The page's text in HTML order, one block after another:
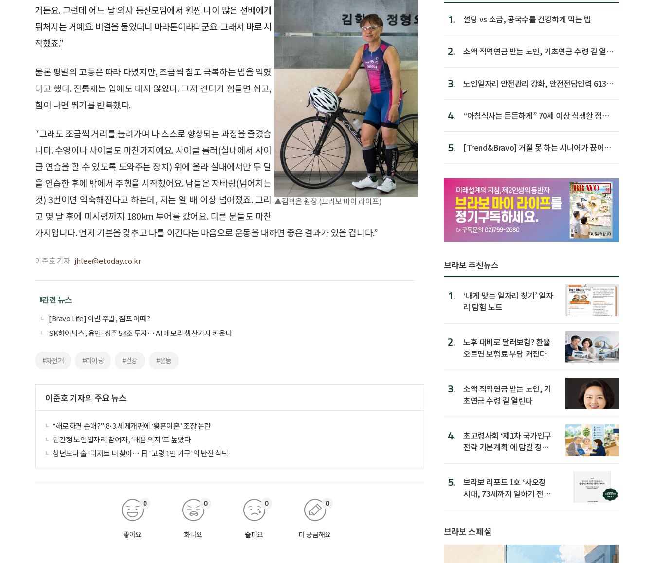
▲김학윤 원장.(브라보 마이 라이프)
거든요. 그런데 어느 날 의사 등산모임에서 훨씬 나이 많은 선배에게
뒤처지는 거예요. 비결을 물었더니 마라톤이라더군요. 그래서 바로 시
작했죠.”
물론 평발의 고통은 따라 다녔지만, 조금씩 참고 극복하는 법을 익혔
다고 했다. 진통제는 입에도 대지 않았다. 그저 견디기 힘들면 쉬고,
힘이 나면 뛰기를 반복했다.
“그래도 조금씩 거리를 늘려가며 나 스스로 향상되는 과정을 즐겼습
니다. 수영이나 사이클도 마찬가지예요. 사이클 롤러(실내에서 사이
클 연습을 할 수 있도록 도와주는 장치) 위에 올라 실내에서만 두 달
을 연습한 후에 밖에서 주행을 시작했어요. 남들은 자빠링(넘어지는
것) 3번이면 익숙해진다고 하는데, 저는 열 배 이상 넘어졌죠. 그리
고 몇 달 후에 미시령까지 180km 투어를 갔어요. 다른 분들도 마찬
가지입니다. 먼저 기본을 갖추고 나를 이긴다는 마음으로 운동을 대하면 좋은 결과가 있을 겁니다.”
이준호 기자 jhlee@etoday.co.kr
관련 뉴스
[Bravo Life] 이번 주말, 점프 어때?
SK하이닉스, 용인·청주 54조 투자… AI 메모리 생산기지 키운다
#자전거 #라이딩 #건강 #운동
이준호 기자의 주요 뉴스
“해로하면 손해?” 8·3 세제개편에 ‘황혼이혼’ 조장 논란
민간형 노인일자리 참여자, ‘배움 의지’도 높았다
청년보다 술·디저트 더 찾아… 日 '고령 1인 가구'의 반전 식탁
좋아요
0
화나요
0
슬퍼요
0
더 궁금해요
0
1. 설탕 vs 소금, 콩국수를 건강하게 먹는 법
2.
소액 직역연금 받는 노인, 기초연금 수령 길 열린
3.
노인일자리 안전관리 강화, 안전전담인력 613명
4.
“아침식사는 든든하게” 70세 이상 식생활 점수
5.
[Trend&Bravo] 거절 못 하는 시니어가 끊어야
브라보 추천뉴스
1.
‘내게 맞는 일자리 찾기’ 일자
리 탐험 노트
2.
노후 대비로 달러보험? 환율
오르면 보험료 부담 커진다
3.
소액 직역연금 받는 노인, 기
초연금 수령 길 열린다
4.
초고령사회 ‘제1차 국가인구
전략 기본계획’에 담길 정책
5.
브라보 리포트 1호 ‘사오정
시대, 73세까지 일하기 전략’
브라보 스페셜